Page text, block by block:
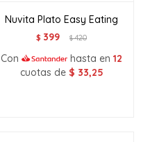
Nuvita Plato Easy Eating
$ 399 $420
Con hasta en 12
cuotas de $ 33,25